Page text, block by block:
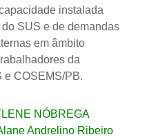
instalada
SUS e de demandas
em âmbito
da
e COSEMS/PB.
NÓBREGA
Andrelino Ribeiro